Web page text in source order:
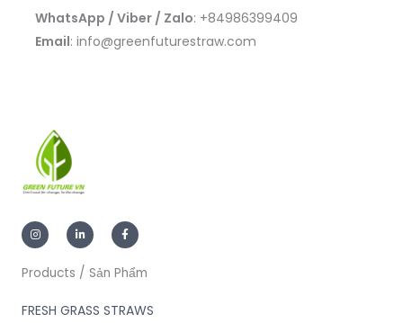
WhatsApp / Viber / Zalo: +84986399409
Email: info@greenfuturestraw.com
n
s
t
g
r
m
i
n
k
d
i
-
i
a
c
e
o
o
-
f
Products / Sản Phẩm
FRESH GRASS STRAWS